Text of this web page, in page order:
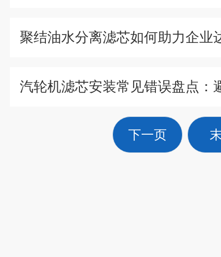
聚结油水分离滤芯如何助力企业
下一页